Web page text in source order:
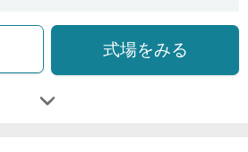
式場をみる